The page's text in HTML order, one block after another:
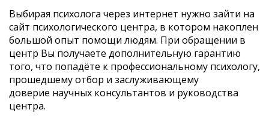
Выбирая психолога через интернет нужно зайти на
сайт психологического центра, в котором накоплен
большой опыт помощи людям. При обращении в
центр Вы получаете дополнительную гарантию
того, что попадёте к профессиональному психологу,
прошедшему отбор и заслуживающему
доверие научных консультантов и руководства
центра.